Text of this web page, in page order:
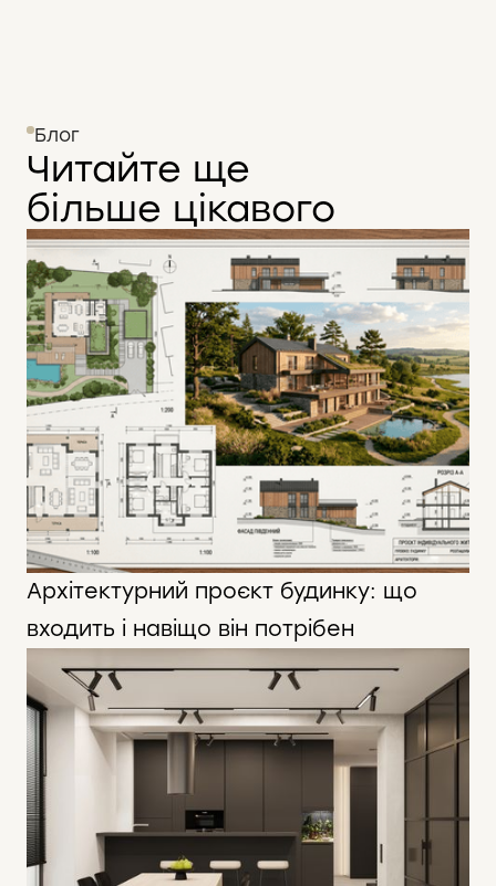
Блог
Читайте ще
більше цікавого
Архітектурний проєкт будинку: що
входить і навіщо він потрібен